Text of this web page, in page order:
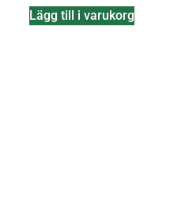
Lägg till i varukorg